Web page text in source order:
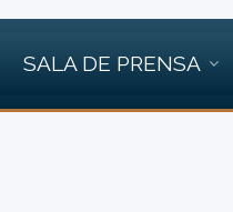
SALA DE PRENSA